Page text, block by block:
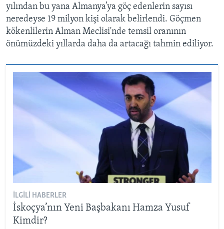
yılından bu yana Almanya’ya göç edenlerin sayısı
neredeyse 19 milyon kişi olarak belirlendi. Göçmen
kökenlilerin Alman Meclisi'nde temsil oranının
önümüzdeki yıllarda daha da artacağı tahmin ediliyor.
İLGILI HABERLER
İskoçya’nın Yeni Başbakanı Hamza Yusuf
Kimdir?